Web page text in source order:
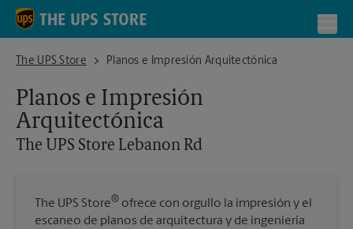
Skip to content
Return to Nav
The UPS Store
The UPS Store Lebanon RdPlanos e Impresión Arquitectónica
Planos e Impresión
Arquitectónica
The UPS Store Lebanon Rd
The UPS Store® ofrece con orgullo la impresión y el
escaneo de planos de arquitectura y de ingeniería